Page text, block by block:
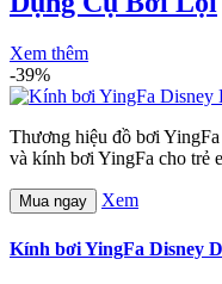
Xem thêm
-39%
Thương hiệu đồ bơi
và kính bơi YingFa cho
Mua ngay Xem
Kính bơi YingFa Disney